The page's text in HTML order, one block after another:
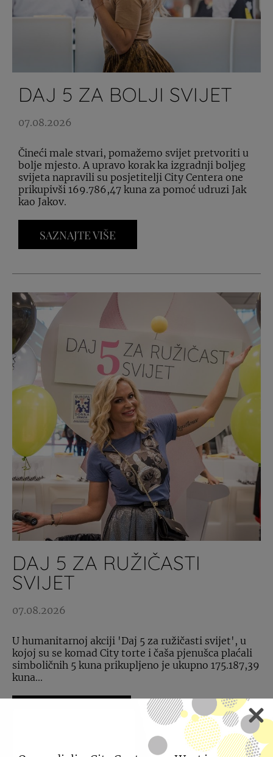
DAJ 5 ZA BOLJI SVIJET
07.08.2026
Čineći male stvari, pomažemo svijet pretvoriti u
bolje mjesto. A upravo korak ka izgradnji boljeg
svijeta napravili su posjetitelji City Centera one
prikupivši 169.786,47 kuna za pomoć udruzi Jak
kao Jakov.
SAZNAJTE VIŠE
DAJ 5 ZA RUŽIČASTI
SVIJET
07.08.2026
U humanitarnoj akciji 'Daj 5 za ružičasti svijet', u
kojoj su se komad City torte i čaša pjenušca plaćali
simboličnih 5 kuna prikupljeno je ukupno 175.187,39
kuna...